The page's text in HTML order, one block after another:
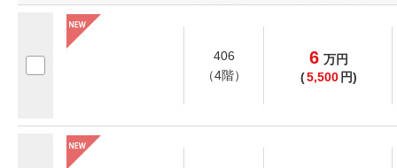
406
（4階）
6 万円
(5,500 円)